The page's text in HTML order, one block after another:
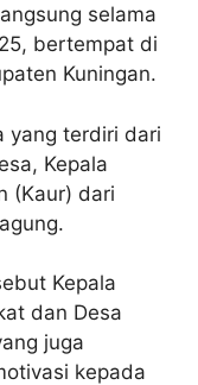
selama
bertempat di
Kuningan.
yang terdiri dari
Kepala
(Kaur) dari
Kepala
dan Desa
juga
kepada